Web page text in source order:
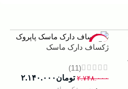
-22%
ژکساف دارک ماسک
(11)
۲.۷۴۸.۰۰۰ تومان ۲.۱۴۰.۰۰۰